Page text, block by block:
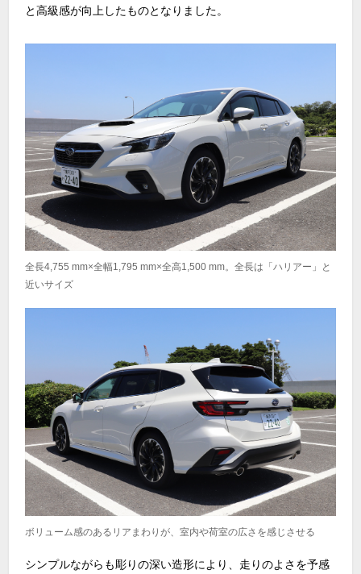
と高級感が向上したものとなりました。
全長4,755 mm×全幅1,795 mm×全高1,500 mm。全長は「ハリアー」と
近いサイズ
ボリューム感のあるリアまわりが、室内や荷室の広さを感じさせる
シンプルながらも彫りの深い造形により、走りのよさを予感